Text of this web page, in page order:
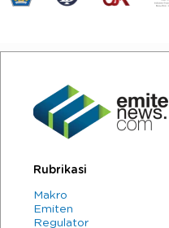
Rubrikasi
Makro
Emiten
Regulator